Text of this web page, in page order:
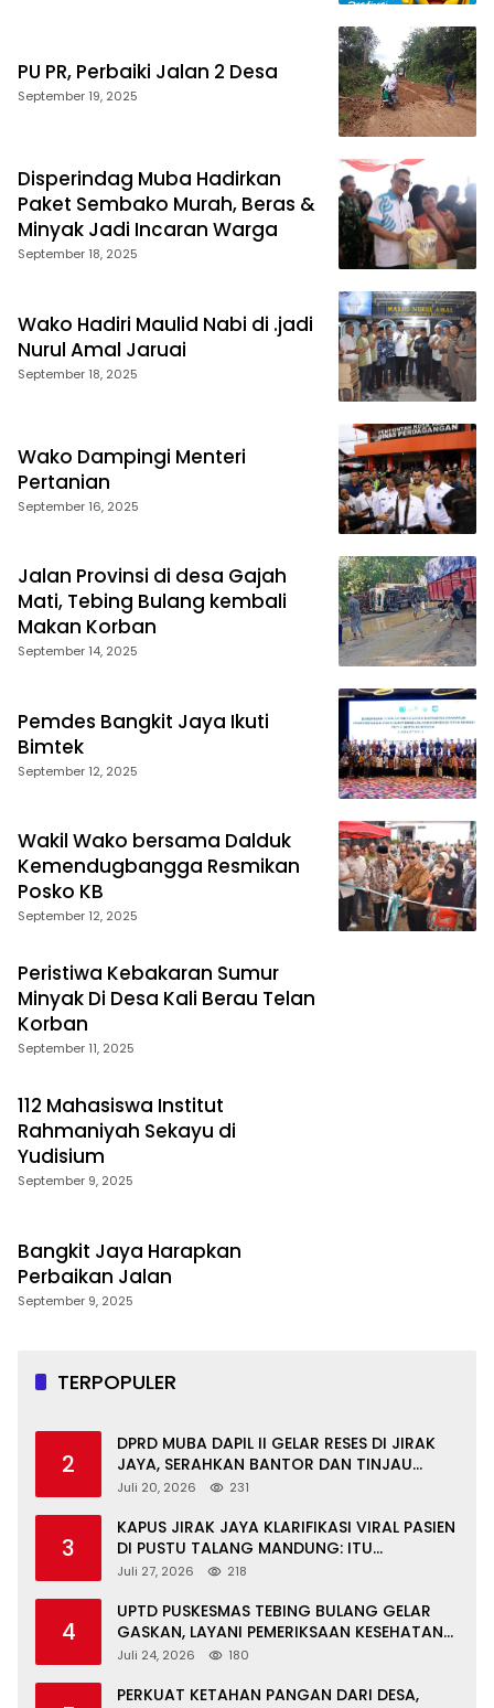
PU PR, Perbaiki Jalan 2 Desa
September 19, 2025
Disperindag Muba Hadirkan
Paket Sembako Murah, Beras &
Minyak Jadi Incaran Warga
September 18, 2025
Wako Hadiri Maulid Nabi di .jadi
Nurul Amal Jaruai
September 18, 2025
Wako Dampingi Menteri
Pertanian
September 16, 2025
Jalan Provinsi di desa Gajah
Mati, Tebing Bulang kembali
Makan Korban
September 14, 2025
Pemdes Bangkit Jaya Ikuti
Bimtek
September 12, 2025
Wakil Wako bersama Dalduk
Kemendugbangga Resmikan
Posko KB
September 12, 2025
Peristiwa Kebakaran Sumur
Minyak Di Desa Kali Berau Telan
Korban
September 11, 2025
112 Mahasiswa Institut
Rahmaniyah Sekayu di
Yudisium
September 9, 2025
Bangkit Jaya Harapkan
Perbaikan Jalan
September 9, 2025
TERPOPULER
2
DPRD MUBA DAPIL II GELAR RESES DI JIRAK
JAYA, SERAHKAN BANTOR DAN TINJAU
JALAN RUSAK SERTA TPS 3R
Juli 20, 2026 231
3
KAPUS JIRAK JAYA KLARIFIKASI VIRAL PASIEN
DI PUSTU TALANG MANDUNG: ITU
MISKOMUNIKASI
Juli 27, 2026 218
4
UPTD PUSKESMAS TEBING BULANG GELAR
GASKAN, LAYANI PEMERIKSAAN KESEHATAN
GRATIS UNTUK ASN DI SUNGAI KERUH
Juli 24, 2026 180
PERKUAT KETAHAN PANGAN DARI DESA,